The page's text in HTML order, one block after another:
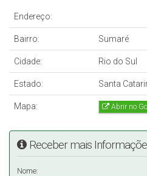
Endereço:
Bairro: Sumaré
Cidade: Rio do Sul
Estado: Santa
Mapa: Abrir no
Receber mais
Nome: